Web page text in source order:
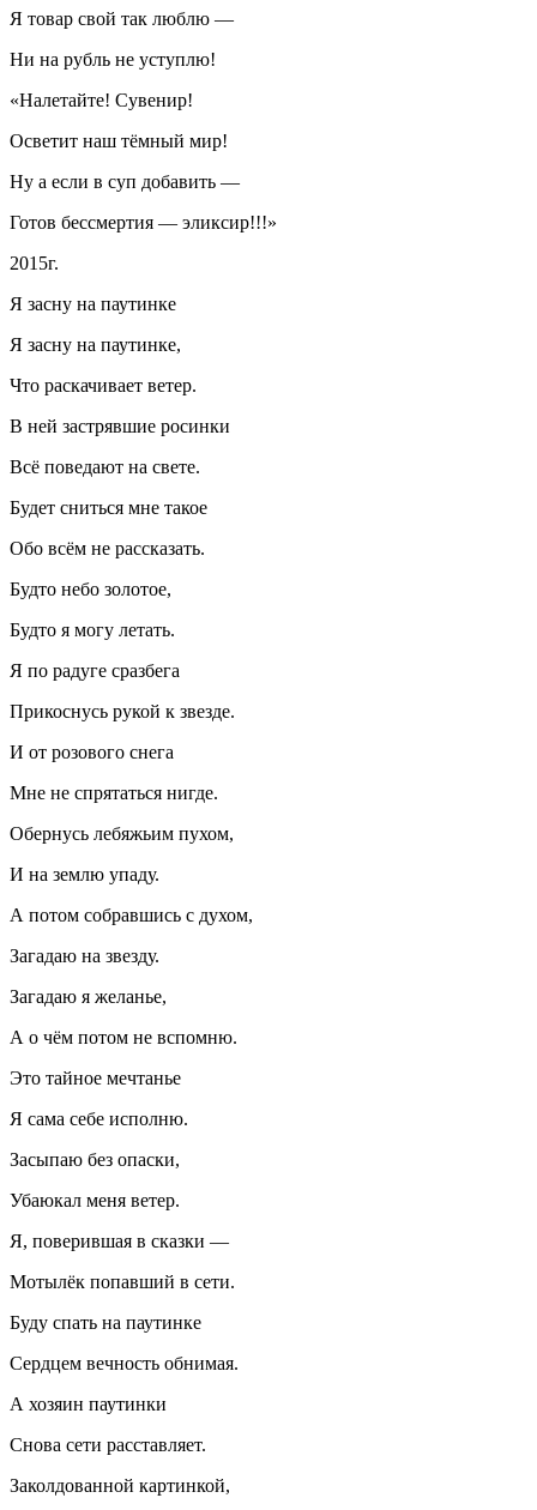
Я товар свой так люблю —
Ни на рубль не уступлю!
«Налетайте! Сувенир!
Осветит наш тёмный мир!
Ну а если в суп добавить —
Готов бессмертия — эликсир!!!»
2015г.
Я засну на паутинке
Я засну на паутинке,
Что раскачивает ветер.
В ней застрявшие росинки
Всё поведают на свете.
Будет сниться мне такое
Обо всём не рассказать.
Будто небо золотое,
Будто я могу летать.
Я по радуге сразбега
Прикоснусь рукой к звезде.
И от розового снега
Мне не спрятаться нигде.
Обернусь лебяжьим пухом,
И на землю упаду.
А потом собравшись с духом,
Загадаю на звезду.
Загадаю я желанье,
А о чём потом не вспомню.
Это тайное мечтанье
Я сама себе исполню.
Засыпаю без опаски,
Убаюкал меня ветер.
Я, поверившая в сказки —
Мотылёк попавший в сети.
Буду спать на паутинке
Сердцем вечность обнимая.
А хозяин паутинки
Снова сети расставляет.
Заколдованной картинкой,